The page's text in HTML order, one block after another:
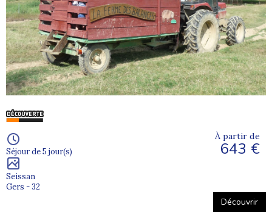
Séjour de 5 jour(s)
Seissan
Gers - 32
À partir de
643 €
Découvrir